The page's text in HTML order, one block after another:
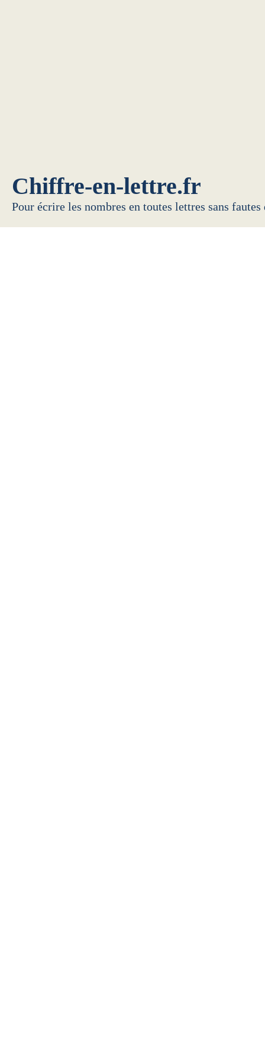
Chiffre-en-lettre.fr
Pour écrire les nombres en toutes lettres sans